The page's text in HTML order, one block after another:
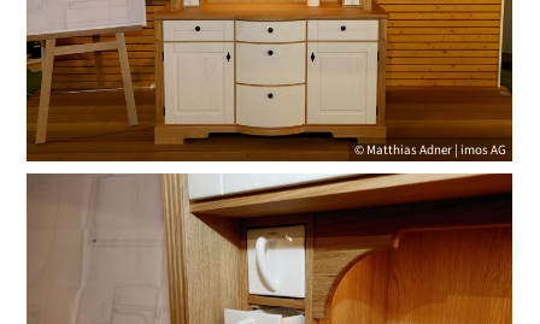
© Matthias Adner | imos AG